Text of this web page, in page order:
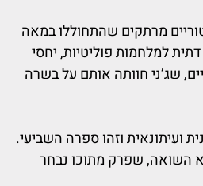
מרתקים שהתחוללו במאה
למלחמות פוליטיות, יחסי
שג’ני חוותה אותם על בשרה
ועיתונאית וזהו ספרה השביעי.
השואה, שפרק מתוכו נבחר